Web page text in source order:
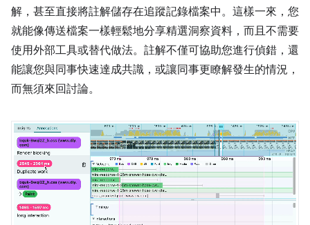
解，甚至直接將註解儲存在追蹤記錄檔案中。這樣一來，您
就能像傳送檔案一樣輕鬆地分享精選洞察資料，而且不需要
使用外部工具或替代做法。註解不僅可協助您進行偵錯，還
能讓您與同事快速達成共識，或讓同事更瞭解發生的情況，
而無須來回討論。